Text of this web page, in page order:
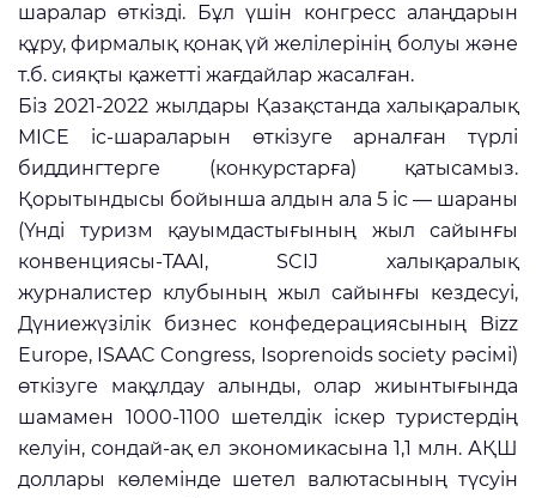
шаралар өткізді. Бұл үшін конгресс алаңдарын
құру, фирмалық қонақ үй желілерінің болуы және
т.б. сияқты қажетті жағдайлар жасалған.
Біз 2021-2022 жылдары Қазақстанда халықаралық
MICE іс-шараларын өткізуге арналған түрлі
биддингтерге (конкурстарға) қатысамыз.
Қорытындысы бойынша алдын ала 5 іс — шараны
(Үнді туризм қауымдастығының жыл сайынғы
конвенциясы-TAAI, SCIJ халықаралық
журналистер клубының жыл сайынғы кездесуі,
Дүниежүзілік бизнес конфедерациясының Bizz
Europe, ISAAC Congress, Isoprenoids society рәсімі)
өткізуге мақұлдау алынды, олар жиынтығында
шамамен 1000-1100 шетелдік іскер туристердің
келуін, сондай-ақ ел экономикасына 1,1 млн. АҚШ
доллары көлемінде шетел валютасының түсуін